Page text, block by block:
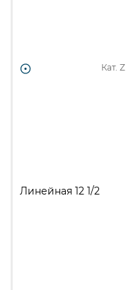
Кат. Z
Линейная 12 1/2